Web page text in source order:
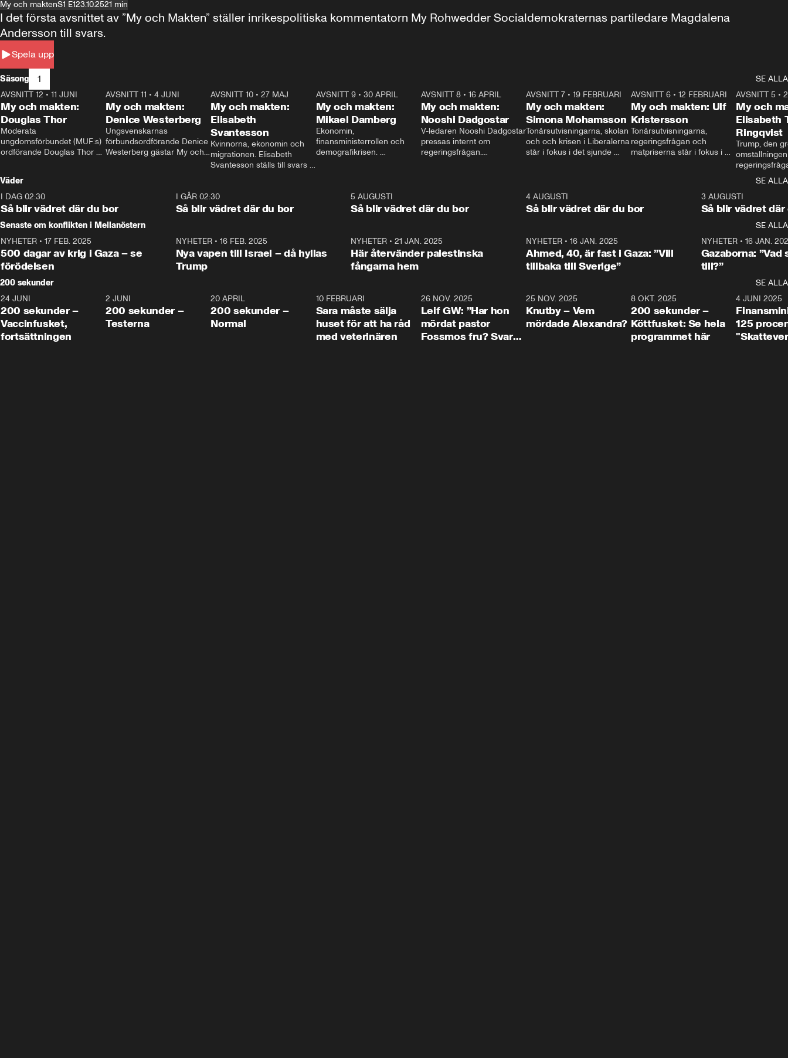
My och maktenS1 E123.10.2521 min
Spela upp
I det första avsnittet av ”My och Makten” ställer inrikespolitiska kommentatorn My Rohwedder Socialdemokraternas partiledare Magdalena
Andersson till svars.
Säsong 1
SE ALLA
26:27
AVSNITT 12 • 11 JUNI
My och makten:
Douglas Thor
Moderata
ungdomsförbundet (MUF:s)
ordförande Douglas Thor
tonårsutvisningarna och hur
Moderaterna ska locka
väljare till valet i höst.
23:40
AVSNITT 11 •4 JUNI
My och makten:
Denice Westerberg
Ungsvenskarnas
förbundsordförande Denice
Westerberg gästar My och
AVSNITT 10 •27 MAJ
My och makten:
Elisabeth
Svantesson
Kvinnorna, ekonomin och
migrationen. Elisabeth
Svantesson ställs till svars
AVSNITT 9• 30 APRIL
My och makten:
Mikael Damberg
Ekonomin,
finansministerrollen och
demografikrisen.
och Makten.
AVSNITT 8• 16 APRIL
My och makten:
Nooshi Dadgostar
V-ledaren Nooshi Dadgostar
pressas internt om
regeringsfrågan.
– Vi ställer upp i val. Ska vi
vara med så sitter vi förstås
24:30
AVSNITT 7• 19 FEBRUARI
My och makten:
Simona Mohamsson
Tonårsutvisningarna, skolan
och och krisen i Liberalerna
står i fokus i det sjunde
kommentator My
Rohwedder ställer
utbildnings- och
Mohamsson till svars.
27:30
AVSNITT 6 •12 FEBRUARI
My och makten: Ulf
Kristersson
Tonårsutvisningarna,
regeringsfrågan och
matpriserna står i fokus i
Rohwedder ställer
statsminister Ulf Kristersson
AVSNITT 5 •
My och
Elisabeth
Ringqvist
Trump, den
centrum i
avsnittet av
Makten”. Se
Aftonbladets
Rohwedder
Thand Ring
Väder
SE ALLA
I DAG 02:30
Så blir vädret där du bor
1:06
I GÅR 02:30
Så blir vädret där du bor
5 AUGUSTI
Så blir vädret där du bor
4 AUGUSTI
Så blir vädret där du bor
3 AUGUSTI
Så blir vädret där
Senaste om konflikten i Mellanöstern
SE ALLA
NYHETER • 17 FEB. 2025
500 dagar av krig i Gaza – se
förödelsen
NYHETER• 16 FEB. 2025
Nya vapen till Israel – då hyllas
Trump
NYHETER •21 JAN. 2025
Här återvänder palestinska
fångarna hem
NYHETER• 16 JAN. 2025
Ahmed, 40, är fast i Gaza: ”Vill
tillbaka till Sverige”
NYHETER• 16 JAN.
Gazaborna:
till?”
200 sekunder
SE ALLA
5:00
24 JUNI
200 sekunder –
Vaccinfusket,
fortsättningen
4:23
2 JUNI
200 sekunder –
Testerna
20 APRIL
200 sekunder –
Normal
10 FEBRUARI
Sara måste sälja
huset för att ha råd
med veterinären
26 NOV. 2025
Leif GW: ”Har hon
mördat pastor
Fossmos fru? Svar
31:05
25 NOV. 2025
Knutby – Vem
mördade Alexandra?
4:29
8 OKT. 2025
200 sekunder –
Köttfusket: Se hela
programmet här
4 JUNI 2025
125